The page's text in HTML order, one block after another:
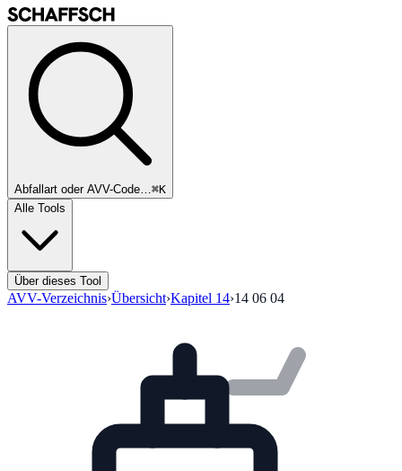
Abfallart oder AVV-Code…⌘K
Alle Tools
Über dieses Tool
AVV-Verzeichnis›Übersicht›Kapitel 14›14 06 04